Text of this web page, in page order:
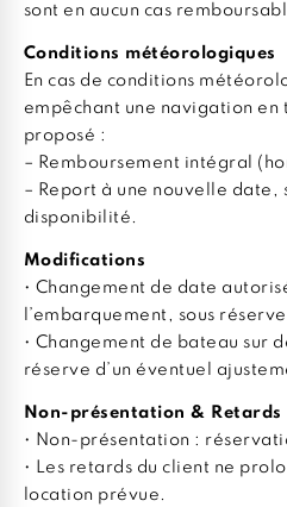
sont en aucun cas
Conditions météorologiques
En cas de conditions
empêchant une navigation en
proposé :
– Remboursement intégral
– Report à une nouvelle date,
disponibilité.
Modifications
• Changement de date
l’embarquement, sous
• Changement de bateau sur
réserve d’un éventuel
Non-présentation & Retards
• Non-présentation :
• Les retards du client ne
location prévue.